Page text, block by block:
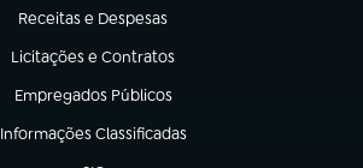
Receitas e Despesas
(abre em nova aba)
Licitações e Contratos
(abre em nova aba)
Empregados Públicos
(abre em nova aba)
Informações Classificadas
(abre em nova aba)